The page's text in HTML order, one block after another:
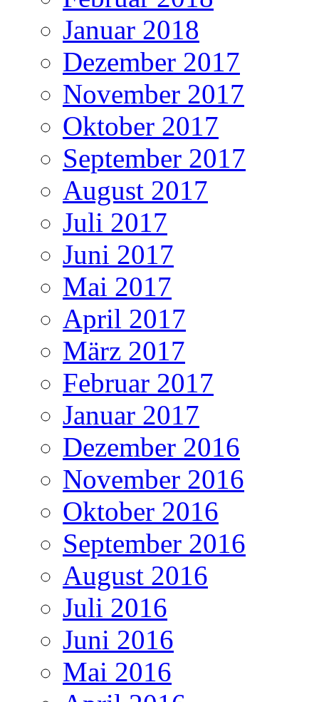
Januar 2018
Dezember 2017
November 2017
Oktober 2017
September 2017
August 2017
Juli 2017
Juni 2017
Mai 2017
April 2017
März 2017
Februar 2017
Januar 2017
Dezember 2016
November 2016
Oktober 2016
September 2016
August 2016
Juli 2016
Juni 2016
Mai 2016